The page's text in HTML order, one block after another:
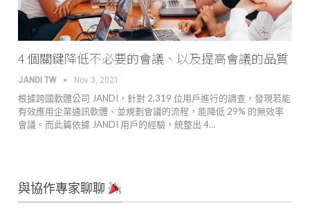
4 個關鍵降低不必要的會議、以及提高會議的品質
JANDI TW Nov 3, 2021
根據跨國軟體公司 JANDI，針對 2,319 位用戶進行的調查，發現若能
有效應用企業通訊軟體、並規劃會議的流程，能降低 29% 的無效率
會議。而此篇依據 JANDI 用戶的經驗，統整出 4…
與協作專家聊聊